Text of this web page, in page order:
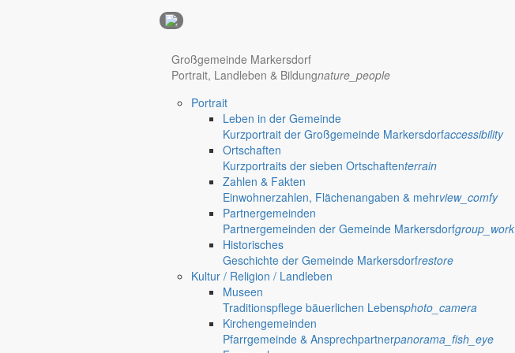
Hotel Nürnberg
Regional werben auf markersdorf.de! anzeigen@gemeinde-markersdorf.de
Großgemeinde Markersdorf
Portrait, Landleben & Bildungnature_people
Portrait
Leben in der Gemeinde
Kurzportrait der Großgemeinde Markersdorfaccessibility
Ortschaften
Kurzportraits der sieben Ortschaftenterrain
Zahlen & Fakten
Einwohnerzahlen, Flächenangaben & mehrview_comfy
Partnergemeinden
Partnergemeinden der Gemeinde Markersdorfgroup_work
Historisches
Geschichte der Gemeinde Markersdorfrestore
Kultur / Religion / Landleben
Museen
Traditionspflege bäuerlichen Lebensphoto_camera
Kirchengemeinden
Pfarrgemeinde & Ansprechpartnerpanorama_fish_eye
Deutsch-Paulsdorf
Jauernick-Buschbach